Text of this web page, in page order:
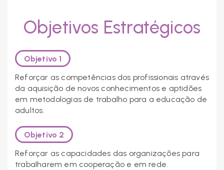
Objetivos Estratégicos
Objetivo 1
Reforçar as competências dos profissionais através
da aquisição de novos conhecimentos e aptidões
em metodologias de trabalho para a educação de
adultos.
Objetivo 2
Reforçar as capacidades das organizações para
trabalharem em cooperação e em rede.